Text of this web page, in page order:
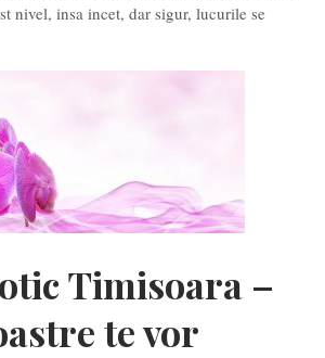
nivel, insa incet, dar sigur, lucurile se
Timisoara –
te vor